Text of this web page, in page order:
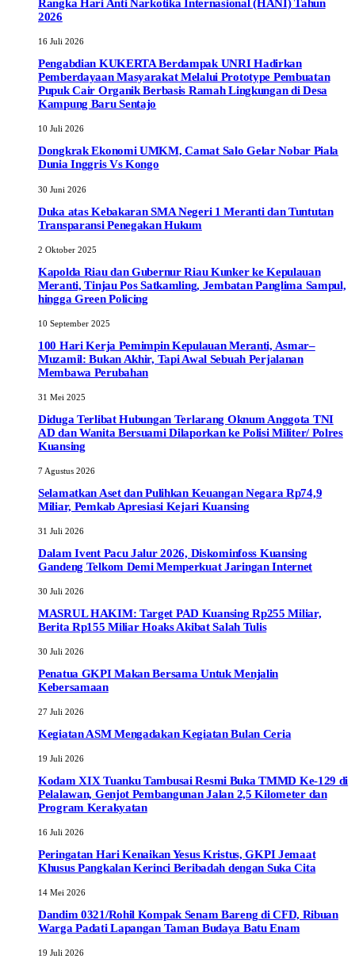
Rangka Hari Anti Narkotika Internasional (HANI) Tahun
2026
16 Juli 2026
Pengabdian KUKERTA Berdampak UNRI Hadirkan
Pemberdayaan Masyarakat Melalui Prototype Pembuatan
Pupuk Cair Organik Berbasis Ramah Lingkungan di Desa
Kampung Baru Sentajo
10 Juli 2026
Dongkrak Ekonomi UMKM, Camat Salo Gelar Nobar Piala
Dunia Inggris Vs Kongo
30 Juni 2026
Duka atas Kebakaran SMA Negeri 1 Meranti dan Tuntutan
Transparansi Penegakan Hukum
2 Oktober 2025
Kapolda Riau dan Gubernur Riau Kunker ke Kepulauan
Meranti, Tinjau Pos Satkamling, Jembatan Panglima Sampul,
hingga Green Policing
10 September 2025
100 Hari Kerja Pemimpin Kepulauan Meranti, Asmar–
Muzamil: Bukan Akhir, Tapi Awal Sebuah Perjalanan
Membawa Perubahan
31 Mei 2025
Diduga Terlibat Hubungan Terlarang Oknum Anggota TNI
AD dan Wanita Bersuami Dilaporkan ke Polisi Militer/ Polres
Kuansing
7 Agustus 2026
Selamatkan Aset dan Pulihkan Keuangan Negara Rp74,9
Miliar, Pemkab Apresiasi Kejari Kuansing
31 Juli 2026
Dalam Ivent Pacu Jalur 2026, Diskominfoss Kuansing
Gandeng Telkom Demi Memperkuat Jaringan Internet
30 Juli 2026
MASRUL HAKIM: Target PAD Kuansing Rp255 Miliar,
Berita Rp155 Miliar Hoaks Akibat Salah Tulis
30 Juli 2026
Penatua GKPI Makan Bersama Untuk Menjalin
Kebersamaan
27 Juli 2026
Kegiatan ASM Mengadakan Kegiatan Bulan Ceria
19 Juli 2026
Kodam XIX Tuanku Tambusai Resmi Buka TMMD Ke-129 di
Pelalawan, Genjot Pembangunan Jalan 2,5 Kilometer dan
Program Kerakyatan
16 Juli 2026
Peringatan Hari Kenaikan Yesus Kristus, GKPI Jemaat
Khusus Pangkalan Kerinci Beribadah dengan Suka Cita
14 Mei 2026
Dandim 0321/Rohil Kompak Senam Bareng di CFD, Ribuan
Warga Padati Lapangan Taman Budaya Batu Enam
19 Juli 2026